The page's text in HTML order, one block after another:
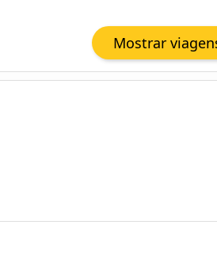
Mostrar